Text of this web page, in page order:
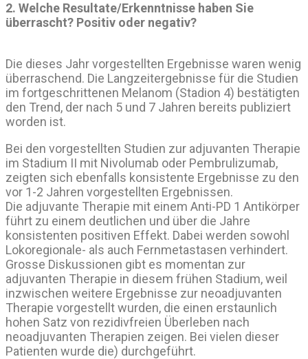
2. Welche Resultate/Erkenntnisse haben Sie
überrascht? Positiv oder negativ?
Die dieses Jahr vorgestellten Ergebnisse waren wenig
überraschend. Die Langzeitergebnisse für die Studien
im fortgeschrittenen Melanom (Stadion 4) bestätigten
den Trend, der nach 5 und 7 Jahren bereits publiziert
worden ist.
Bei den vorgestellten Studien zur adjuvanten Therapie
im Stadium II mit Nivolumab oder Pembrulizumab,
zeigten sich ebenfalls konsistente Ergebnisse zu den
vor 1-2 Jahren vorgestellten Ergebnissen.
Die adjuvante Therapie mit einem Anti-PD 1 Antikörper
führt zu einem deutlichen und über die Jahre
konsistenten positiven Effekt. Dabei werden sowohl
Lokoregionale- als auch Fernmetastasen verhindert.
Grosse Diskussionen gibt es momentan zur
adjuvanten Therapie in diesem frühen Stadium, weil
inzwischen weitere Ergebnisse zur neoadjuvanten
Therapie vorgestellt wurden, die einen erstaunlich
hohen Satz von rezidivfreien Überleben nach
neoadjuvanten Therapien zeigen. Bei vielen dieser
Patienten wurde die) durchgeführt.